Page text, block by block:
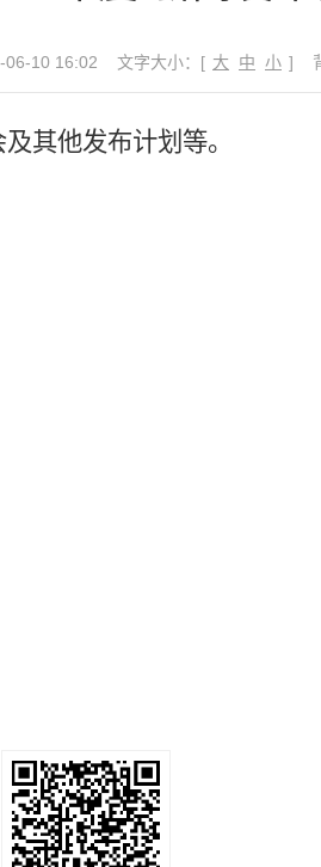
06-10 16:02 文字大小：[ 大 中 小 ]
其他发布计划等。